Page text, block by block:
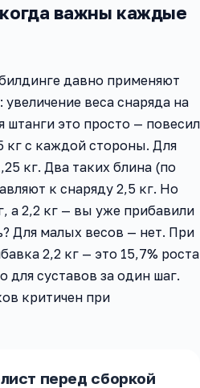
важны каждые
давно применяют
веса снаряда на
штанги это просто — повесил
кг с каждой стороны. Для
кг. Два таких блина (по
к снаряду 2,5 кг. Но
а 2,2 кг — вы уже прибавили
Для малых весов — нет. При
2,2 кг — это 15,7% роста
для суставов за один шаг.
критичен при
перед сборкой